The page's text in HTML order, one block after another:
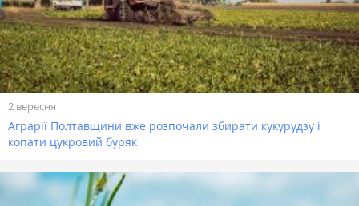
2 вересня
Аграрії Полтавщини вже розпочали збирати кукурудзу і
копати цукровий буряк